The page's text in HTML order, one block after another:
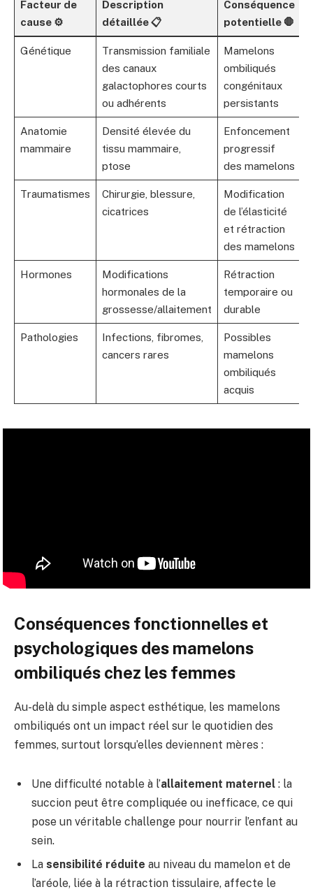
Facteur de
cause ⚙️
Description
détaillée 📋
Conséquence
potentielle 🛑
Génétique
Transmission familiale
des canaux
galactophores courts
ou adhérents
Mamelons
ombiliqués
congénitaux
persistants
Anatomie
mammaire
Densité élevée du
tissu mammaire,
ptose
Enfoncement
progressif
des mamelons
Traumatismes
Chirurgie, blessure,
cicatrices
Modification
de l’élasticité
et rétraction
des mamelons
Hormones
Modifications
hormonales de la
grossesse/allaitement
Rétraction
temporaire ou
durable
Pathologies
Infections, fibromes,
cancers rares
Possibles
mamelons
ombiliqués
acquis
Conséquences fonctionnelles et
psychologiques des mamelons
ombiliqués chez les femmes
Au-delà du simple aspect esthétique, les mamelons
ombiliqués ont un impact réel sur le quotidien des
femmes, surtout lorsqu’elles deviennent mères :
Une difficulté notable à l’allaitement maternel : la
succion peut être compliquée ou inefficace, ce qui
pose un véritable challenge pour nourrir l’enfant au
sein.
La sensibilité réduite au niveau du mamelon et de
l’aréole, liée à la rétraction tissulaire, affecte le